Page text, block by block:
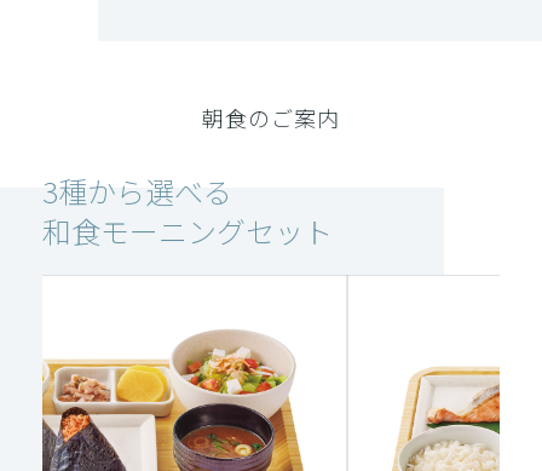
朝食のご案内
3種から選べる
和食モーニングセット